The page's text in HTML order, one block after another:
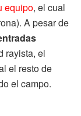
equipo, el cual
A pesar de
rayista, el
el resto de
el campo.